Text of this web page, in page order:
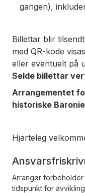
gangen),
Billettar blir
med QR-kode
eller eventuelt på
Selde billettar
Arrangementet
historiske
Hjarteleg
Arrangør
tidspunkt for